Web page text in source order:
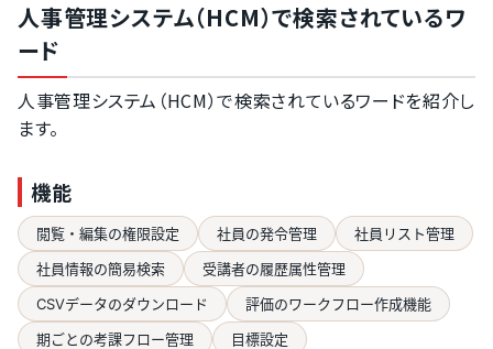
人事管理システム（HCM）で検索されているワ
ード
人事管理システム（HCM）で検索されているワードを紹介し
ます。
機能
閲覧・編集の権限設定 社員の発令管理
社員リスト管理
社員情報の簡易検索
受講者の履歴属性管理
CSVデータのダウンロード
評価のワークフロー作成機能
期ごとの考課フロー管理
目標設定